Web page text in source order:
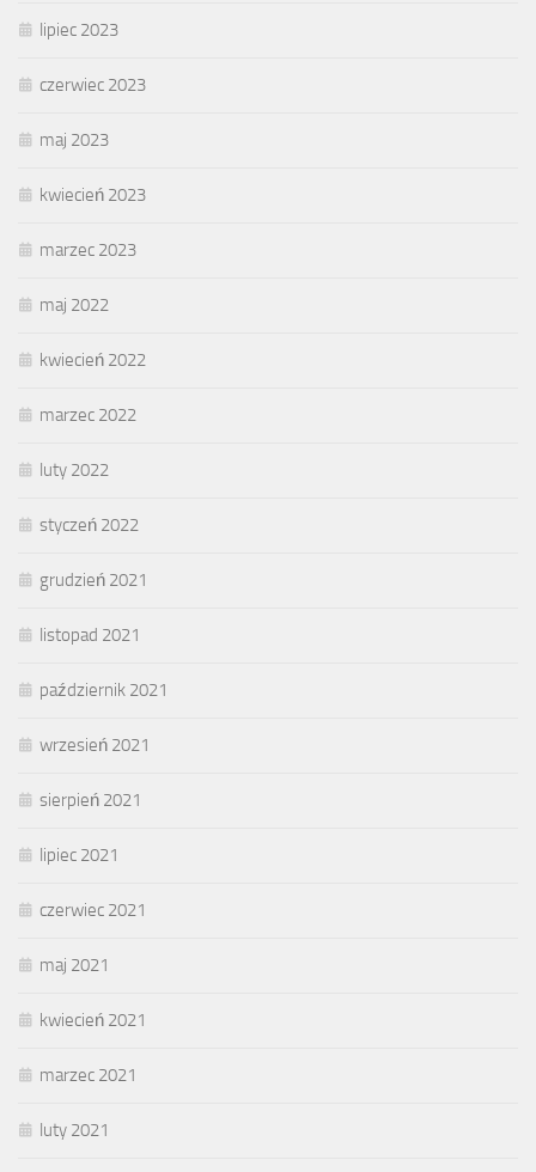
lipiec 2023
czerwiec 2023
maj 2023
kwiecień 2023
marzec 2023
maj 2022
kwiecień 2022
marzec 2022
luty 2022
styczeń 2022
grudzień 2021
listopad 2021
październik 2021
wrzesień 2021
sierpień 2021
lipiec 2021
czerwiec 2021
maj 2021
kwiecień 2021
marzec 2021
luty 2021